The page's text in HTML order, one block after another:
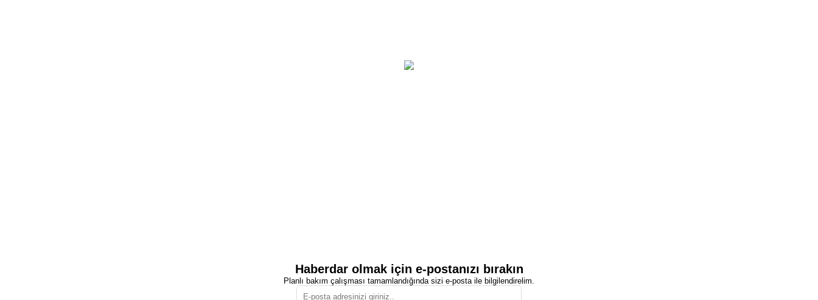
Haberdar olmak için e-postanızı bırakın
Planlı bakım çalışması tamamlandığında sizi e-posta ile bilgilendirelim.